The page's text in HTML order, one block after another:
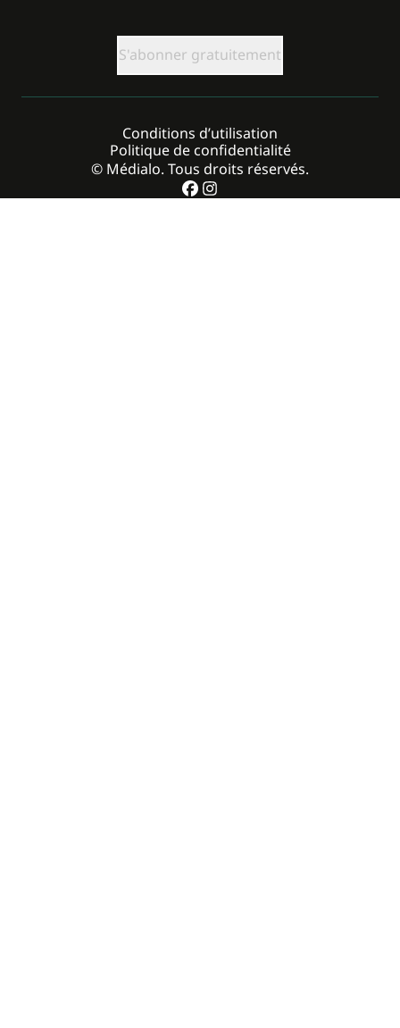
© Médialo. Tous droits réservés.
Conditions d’utilisation
Politique de confidentialité